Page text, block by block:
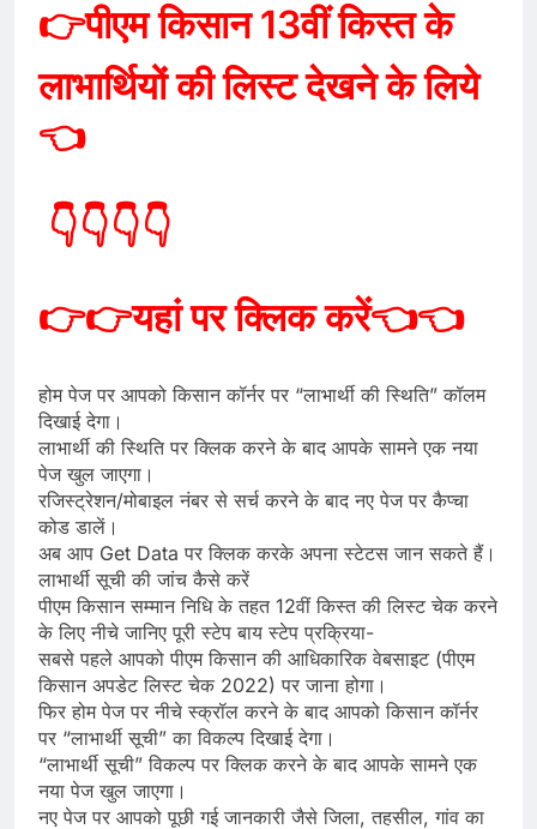
👉पीएम किसान 13वीं किस्त के
लाभार्थियों की लिस्ट देखने के लिये
👈
👇👇👇👇
👉👉यहां पर क्लिक करें👈👈
होम पेज पर आपको किसान कॉर्नर पर “लाभार्थी की स्थिति” कॉलम
दिखाई देगा।
लाभार्थी की स्थिति पर क्लिक करने के बाद आपके सामने एक नया
पेज खुल जाएगा।
रजिस्ट्रेशन/मोबाइल नंबर से सर्च करने के बाद नए पेज पर कैप्चा
कोड डालें।
अब आप Get Data पर क्लिक करके अपना स्टेटस जान सकते हैं।
लाभार्थी सूची की जांच कैसे करें
पीएम किसान सम्मान निधि के तहत 12वीं किस्त की लिस्ट चेक करने
के लिए नीचे जानिए पूरी स्टेप बाय स्टेप प्रक्रिया-
सबसे पहले आपको पीएम किसान की आधिकारिक वेबसाइट (पीएम
किसान अपडेट लिस्ट चेक 2022) पर जाना होगा।
फिर होम पेज पर नीचे स्क्रॉल करने के बाद आपको किसान कॉर्नर
पर “लाभार्थी सूची” का विकल्प दिखाई देगा।
“लाभार्थी सूची” विकल्प पर क्लिक करने के बाद आपके सामने एक
नया पेज खुल जाएगा।
नए पेज पर आपको पूछी गई जानकारी जैसे जिला, तहसील, गांव का